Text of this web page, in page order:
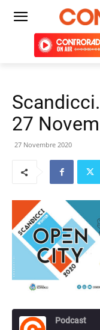
27
27 Novembre 2020
Podcast